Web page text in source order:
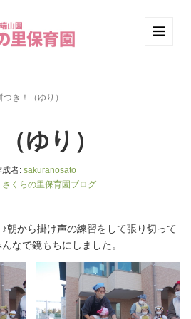
つき！（ゆり）
ゆり）
成者: sakuranosato
さくらの里保育園ブログ
朝から掛け声の練習をして張り切って
なで鏡もちにしました。